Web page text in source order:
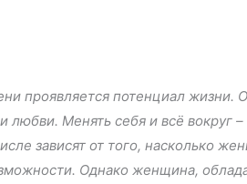
проявляется потенциал жизни.
любви. Менять себя и всё вокруг –
зависят от того, насколько
Однако женщина,